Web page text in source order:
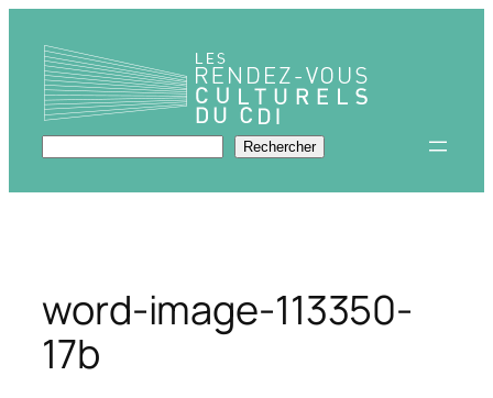
contenu
Rechercher Rechercher
word-image-113350-
17b